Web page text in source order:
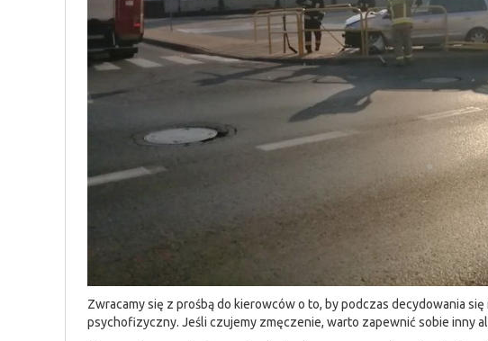
Zwracamy się z prośbą do kierowców o to, by podczas decydowania
psychofizyczny. Jeśli czujemy zmęczenie, warto zapewnić sobie inny